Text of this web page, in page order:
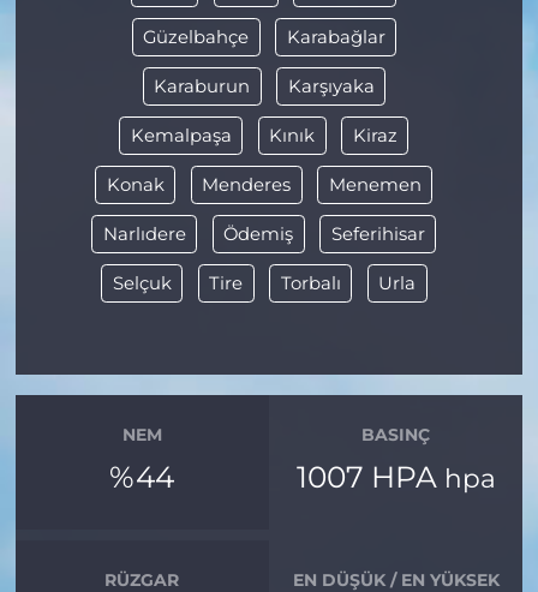
Güzelbahçe Karabağlar
Karaburun Karşıyaka
Kemalpaşa Kınık Kiraz
Konak Menderes Menemen
Narlıdere Ödemiş Seferihisar
Selçuk Tire Torbalı Urla
NEM
%44
BASINÇ
1007 HPA hpa
RÜZGAR EN DÜŞÜK / EN YÜKSEK